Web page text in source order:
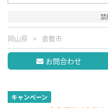
禁
岡山県 倉敷市
お問合わせ
キャンペーン